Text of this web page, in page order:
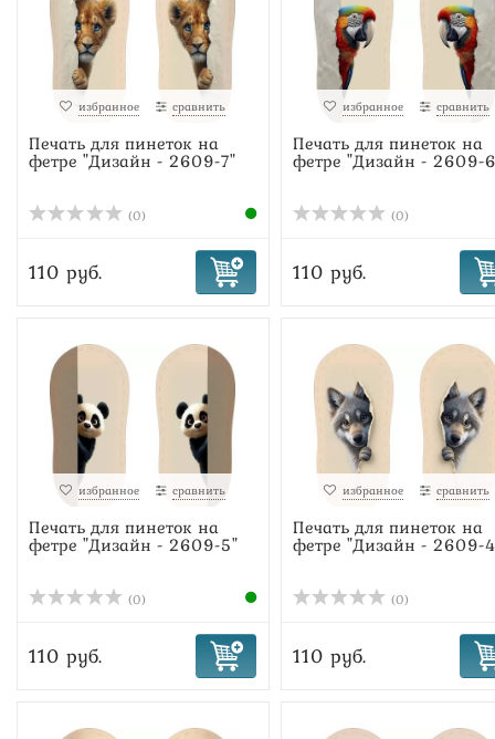
избранное сравнить
Печать для пинеток на
фетре "Дизайн - 2609-7"
(0)
110 руб.
избранное сравнить
Печать для пинеток на
фетре "Дизайн - 2609-
(0)
110 руб.
избранное сравнить
Печать для пинеток на
фетре "Дизайн - 2609-5"
(0)
110 руб.
избранное сравнить
Печать для пинеток на
фетре "Дизайн - 2609-
(0)
110 руб.